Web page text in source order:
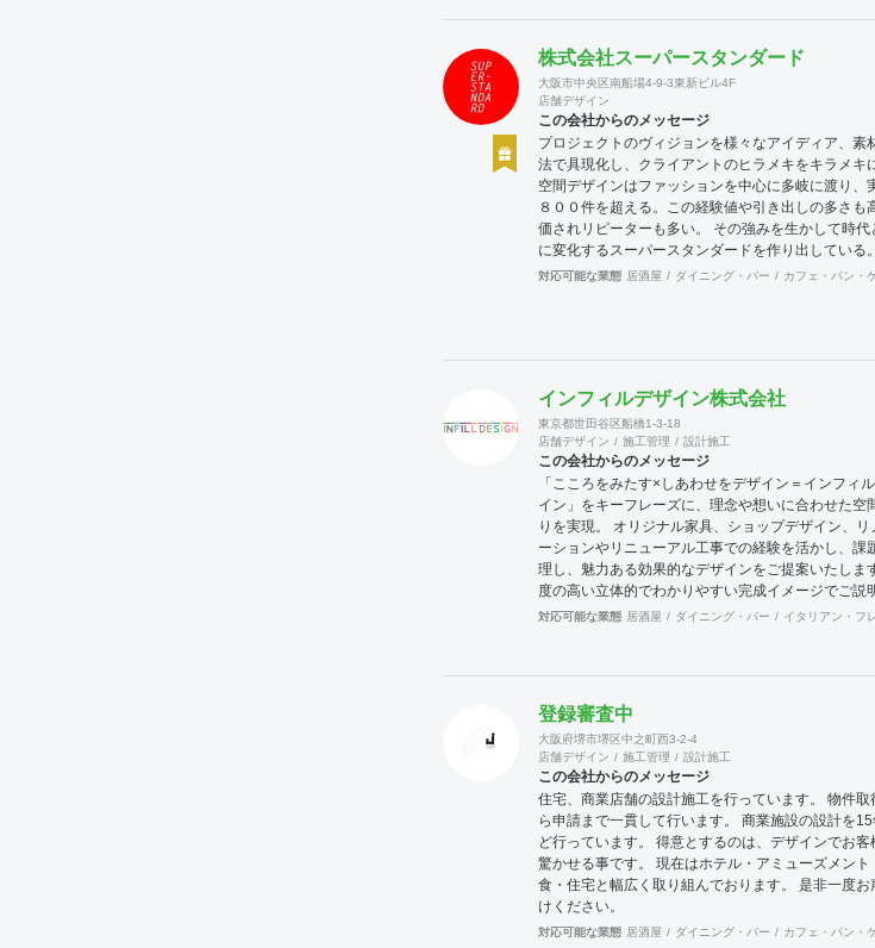
動」を生むデザインを常に追求しております。
株式会社スーパースタンダード
大阪市中央区南船場4-9-3東新ビル4F
店舗デザイン
この会社からのメッセージ
プロジェクトのヴィジョンを様々なアイディア、素
法で具現化し、クライアントのヒラメキをキラメキ
空間デザインはファッションを中心に多岐に渡り、
８００件を超える。この経験値や引き出しの多さも
価されリピーターも多い。 その強みを生かして時代
に変化するスーパースタンダードを作り出している。
対応可能な業態 居酒屋 ダイニング・バー カフェ・パン・
インフィルデザイン株式会社
東京都世田谷区船橋1-3-18
店舗デザイン
施工管理 設計施工
この会社からのメッセージ
「こころをみたす×しあわせをデザイン＝インフィ
イン」をキーフレーズに、理念や想いに合わせた空
りを実現。 オリジナル家具、ショップデザイン、リ
ーションやリニューアル工事での経験を活かし、課
理し、魅力ある効果的なデザインをご提案いたしま
度の高い立体的でわかりやすい完成イメージでご説
す。近年は、各地域の自治体様からエリア全体の構
には経験豊富な一級建築士もおりますので、立地に
ン・設計・工事監理までサポートさせていただきま
対応可能な業態 居酒屋 ダイニング・バー イタリアン・フ
登録審査中
大阪府堺市堺区中之町西3-2-4
店舗デザイン
施工管理 設計施工
この会社からのメッセージ
住宅、商業店舗の設計施工を行っています。 物件取
ら申請まで一貫して行います。 商業施設の設計を15
ど行っています。 得意とするのは、デザインでお客
驚かせる事です。 現在はホテル・アミューズメント
食・住宅と幅広く取り組んでおります。 是非一度お
けください。
対応可能な業態 居酒屋 ダイニング・バー カフェ・パン・